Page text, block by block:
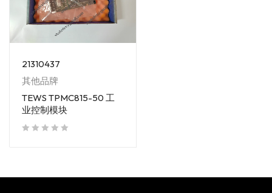
21310437
其他品牌
TEWS TPMC815-50 工
业控制模块